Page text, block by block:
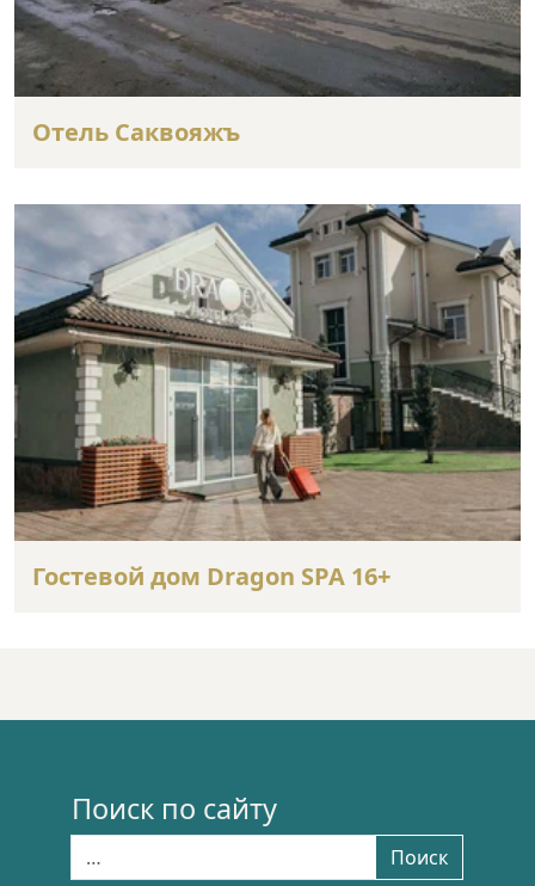
Отель Саквояжъ
Гостевой дом Dragon SPA 16+
Поиск по сайту
Поиск